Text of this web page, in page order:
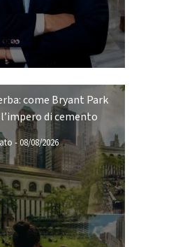
come Bryant Park
di cemento
-08/08/2026